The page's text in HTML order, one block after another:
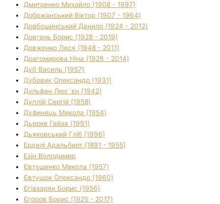
Дмитренко Михайло (1908 - 1997)
Добржанський Віктор (1907 - 1964)
Довбошинський Данило (1924 - 2012)
Довгань Борис (1928 - 2019)
Довженко Леся (1948 - 2011)
Драгомирова Ніна (1926 - 2014)
Дуб Василь (1957)
Дубовик Олександр (1931)
Дульфан Люс`єн (1942)
Дуплій Сергій (1958)
Дуфинець Микола (1954)
Дьерке Гейза (1991)
Дьяковський Гліб (1996)
Ерделі Адальберт (1891 - 1955)
Ехін Володимир
Євтушенко Микола (1957)
Євтушок Олександр (1960)
Єгіазарян Борис (1956)
Єгоров Борис (1925 - 2017)